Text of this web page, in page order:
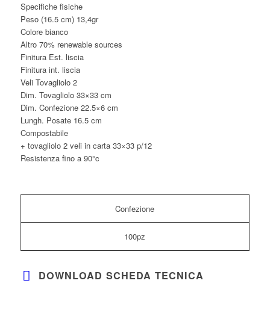
Specifiche fisiche
Peso (16.5 cm) 13,4gr
Colore bianco
Altro 70% renewable sources
Finitura Est. liscia
Finitura int. liscia
Veli Tovagliolo 2
Dim. Tovagliolo 33×33 cm
Dim. Confezione 22.5×6 cm
Lungh. Posate 16.5 cm
Compostabile
+ tovagliolo 2 veli in carta 33×33 p/12
Resistenza fino a 90°c
Confezione
100pz
DOWNLOAD SCHEDA TECNICA